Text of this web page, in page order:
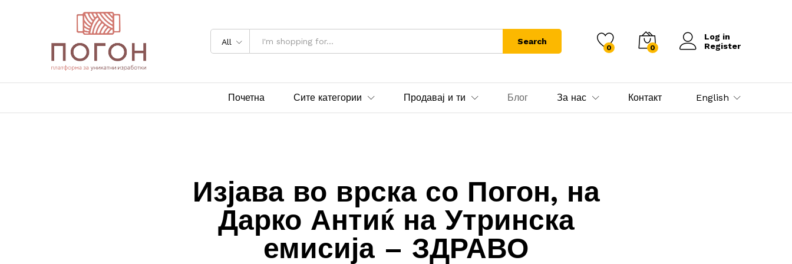
All Search
0 0
Log in
Register
Почетна Сите категории Продавај и ти Блог За нас Контакт English
Изјава во врска со Погон, на
Дарко Антиќ на Утринска
емисија – ЗДРАВО